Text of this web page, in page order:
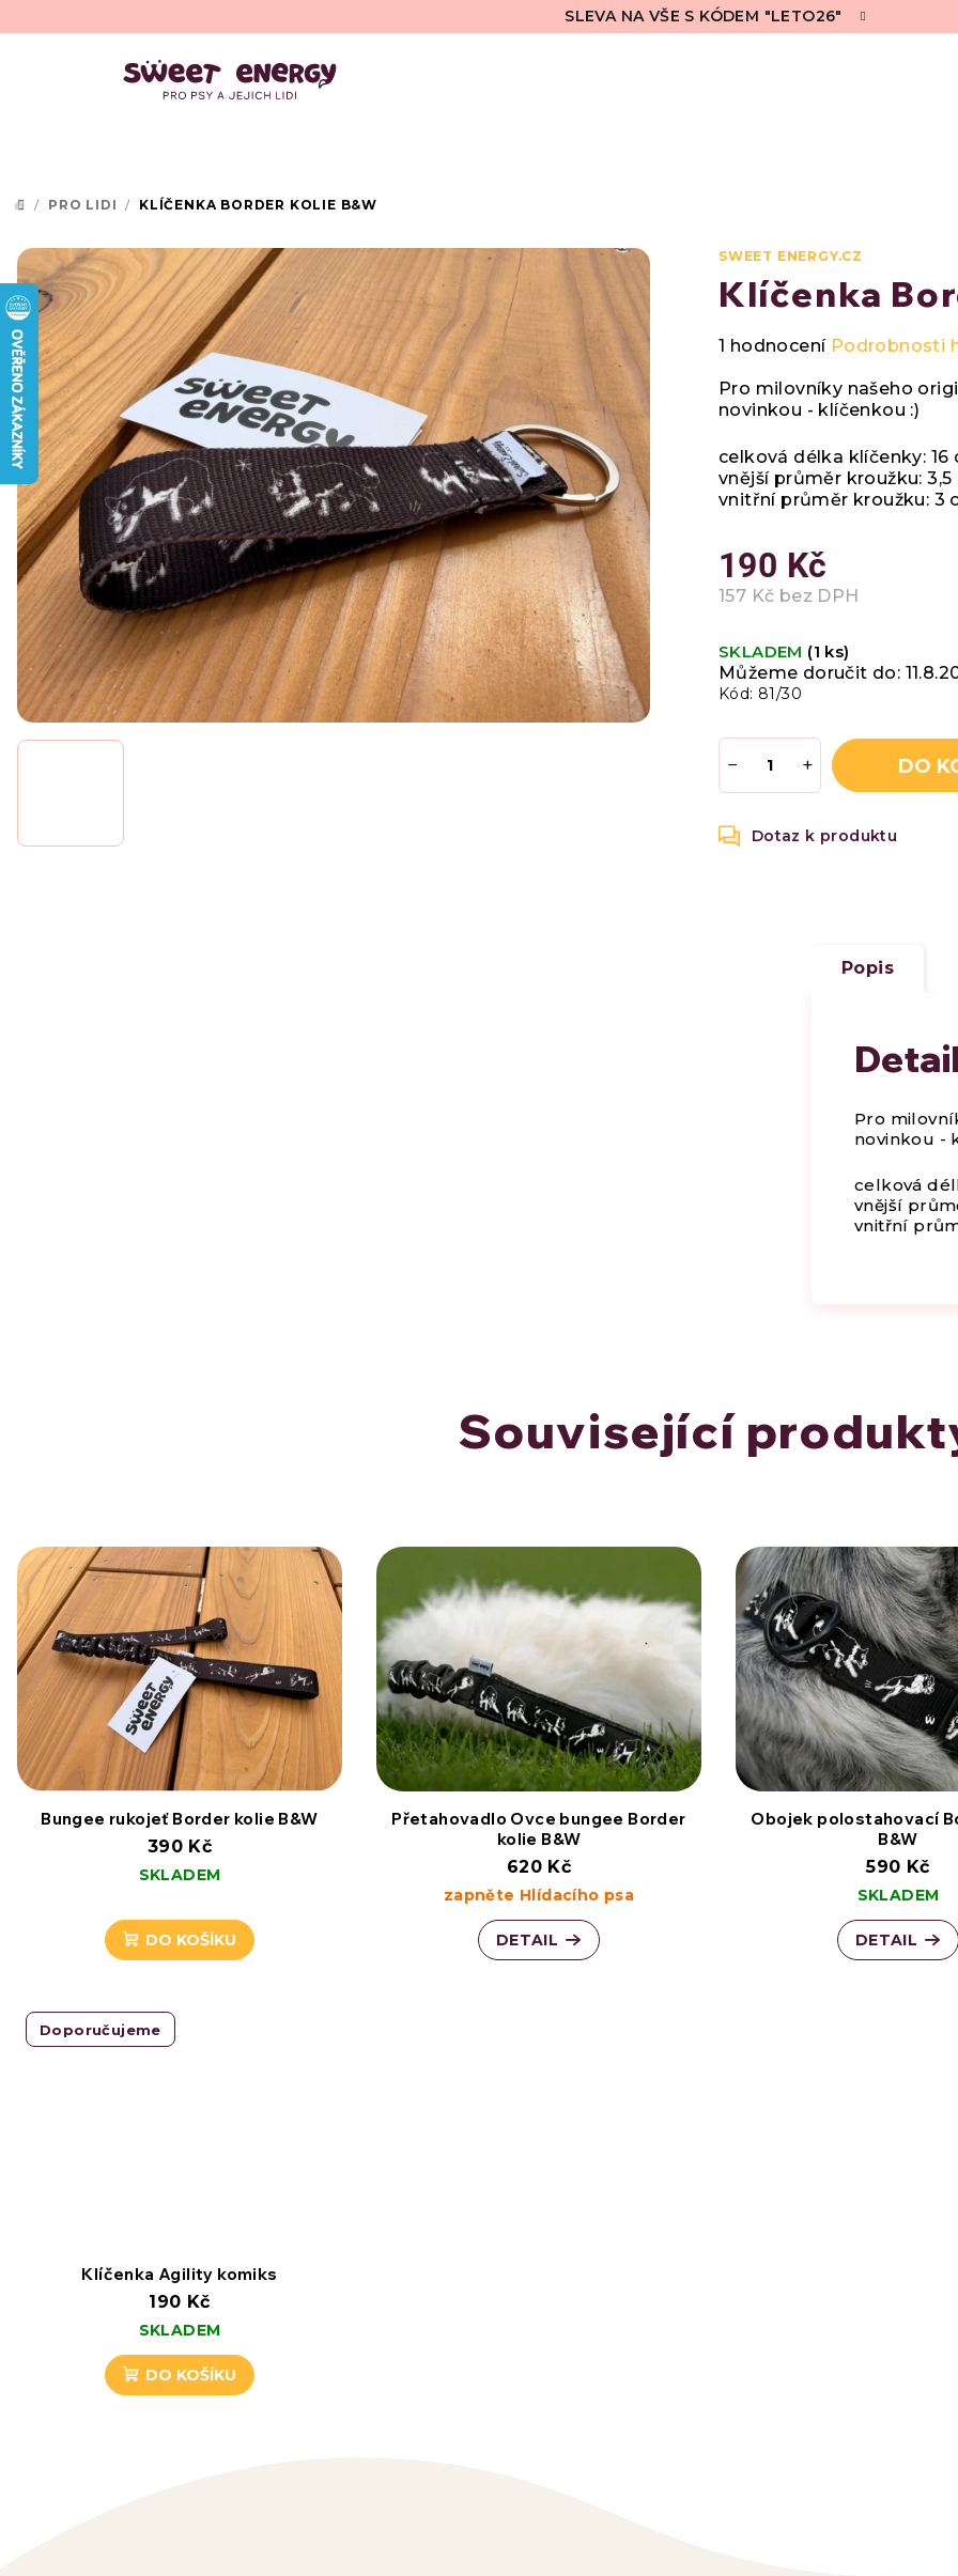
na
SLEVA NA VŠE S KÓDEM "LETO26"
DOMŮ
/ PRO LIDI / KLÍČENKA BORDER KOLIE B&W
SWEET ENERGY.CZ
Klíčenka
Průměrné
produktu
je
z
5
hvězdiček.
1 hodnocení Podrobnosti
Pro milovníky našeho
novinkou - klíčenkou :)
celková délka klíčenky: 16
vnější průměr kroužku: 3,5
vnitřní průměr kroužku: 3
190 Kč
157 Kč bez DPH
SKLADEM (1 ks)
Můžeme doručit do:
Kód: 81/30
+
− DO
Popis
Pro
novinkou -
celková
vnější
vnitřní
Související
Bungee rukojeť Border kolie B&W
390 Kč
SKLADEM
DO KOŠÍKU
Přetahovadlo Ovce bungee Border
kolie B&W
620 Kč
zapněte Hlídacího psa
DETAIL
Obojek polostahovací
B&W
590 Kč
SKLADEM
DETAIL
Doporučujeme
Klíčenka Agility komiks
190 Kč
SKLADEM
DO KOŠÍKU